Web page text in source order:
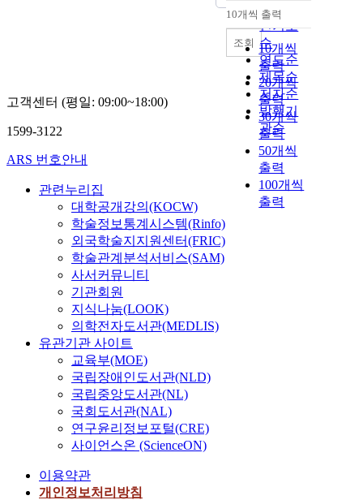
순
인기도
순
연도순
제목순
저자순
발행기
관순
내림차순
10개씩 출력
10개씩
출력
20개씩
출력
30개씩
출력
50개씩
출력
100개씩
출력
조회
고객센터 (평일: 09:00~18:00)
1599-3122
ARS 번호안내
관련누리집
대학공개강의(KOCW)
학술정보통계시스템(Rinfo)
외국학술지지원센터(FRIC)
학술관계분석서비스(SAM)
사서커뮤니티
기관회원
지식나눔(LOOK)
의학전자도서관(MEDLIS)
유관기관 사이트
교육부(MOE)
국립장애인도서관(NLD)
국립중앙도서관(NL)
국회도서관(NAL)
연구윤리정보포털(CRE)
사이언스온 (ScienceON)
이용약관
개인정보처리방침